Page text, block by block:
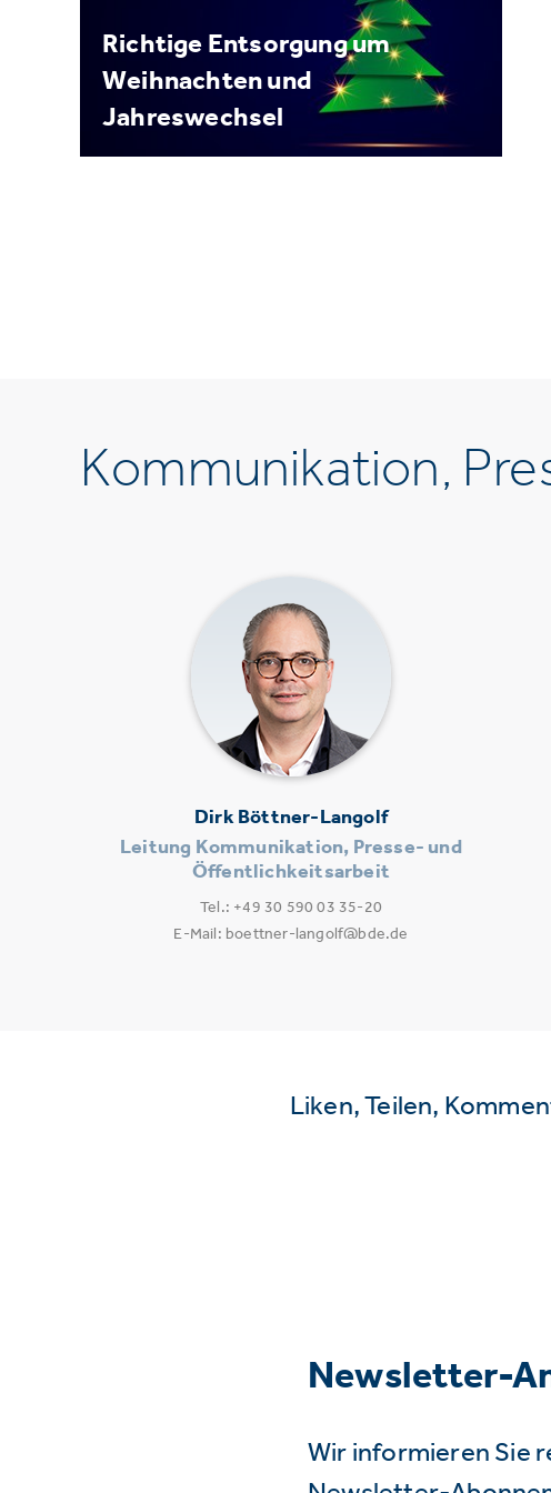
Richtige Entsorgung um
Weihnachten und
Jahreswechsel
Kommunikation,
Dirk Böttner-Langolf
Leitung Kommunikation, Presse- und
Öffentlichkeitsarbeit
Tel.: +49 30 590 03 35-20
E-Mail: boettner-langolf@bde.de
Liken, Teilen,
Newsletter-
Wir informieren Sie